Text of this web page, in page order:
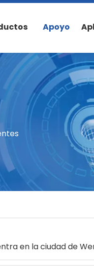
Apoyo
en la ciudad de